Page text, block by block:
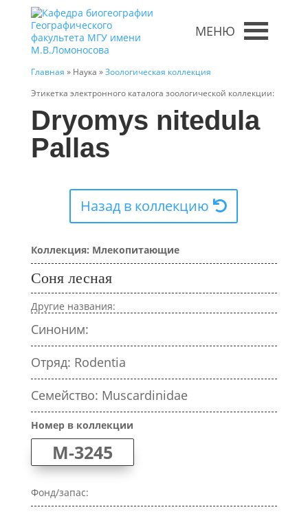
МЕНЮ
Главная » Наука »Зоологическая коллекция
Этикетка электронного каталога зоологической коллекции:
Dryomys nitedula
Pallas
Назад в коллекцию
Коллекция: Млекопитающие
Соня лесная
Другие названия:
Синоним:
Отряд: Rodentia
Семейство: Muscardinidae
Номер в коллекции
M-3245
Фонд/запас: